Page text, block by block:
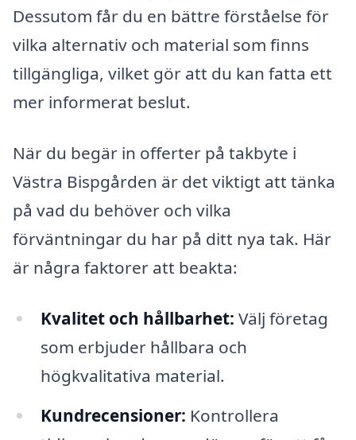
Dessutom får du en bättre förståelse för
vilka alternativ och material som finns
tillgängliga, vilket gör att du kan fatta ett
mer informerat beslut.
När du begär in offerter på takbyte i
Västra Bispgården är det viktigt att tänka
på vad du behöver och vilka
förväntningar du har på ditt nya tak. Här
är några faktorer att beakta:
Kvalitet och hållbarhet: Välj företag
som erbjuder hållbara och
högkvalitativa material.
Kundrecensioner: Kontrollera